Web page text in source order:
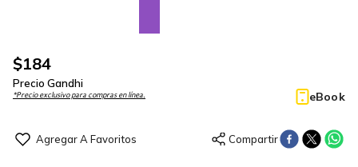
$184
Precio Gandhi
*Precio exclusivo para compras en línea. eBook